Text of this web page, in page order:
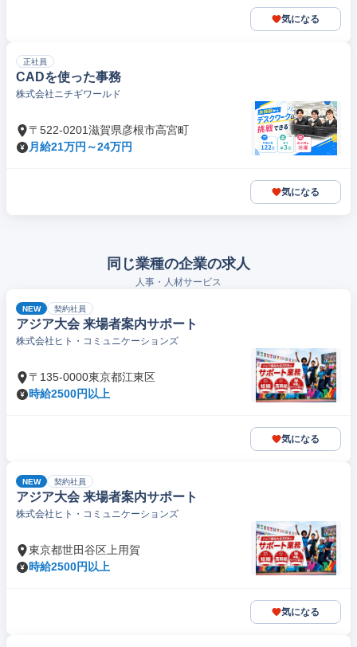
気になる
正社員
CADを使った事務
株式会社ニチギワールド
〒522-0201滋賀県彦根市高宮町
月給21万円～24万円
気になる
同じ業種の企業の求人
人事・人材サービス
NEW 契約社員
アジア大会 来場者案内サポート
株式会社ヒト・コミュニケーションズ
〒135-0000東京都江東区
時給2500円以上
気になる
NEW 契約社員
アジア大会 来場者案内サポート
株式会社ヒト・コミュニケーションズ
東京都世田谷区上用賀
時給2500円以上
気になる